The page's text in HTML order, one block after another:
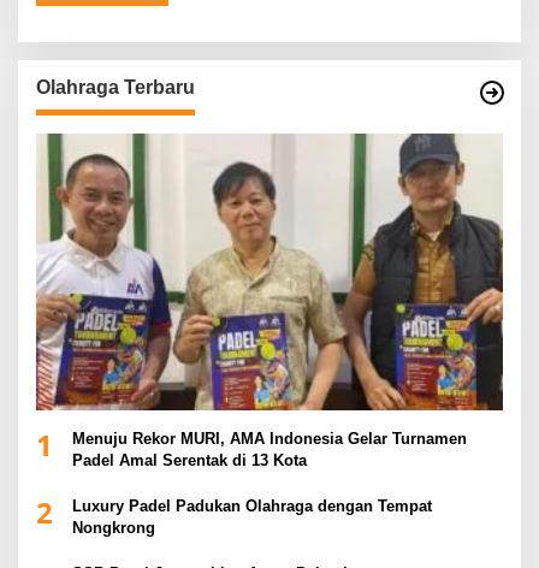
Olahraga Terbaru
1
Menuju Rekor MURI, AMA Indonesia Gelar Turnamen
Padel Amal Serentak di 13 Kota
2
Luxury Padel Padukan Olahraga dengan Tempat
Nongkrong